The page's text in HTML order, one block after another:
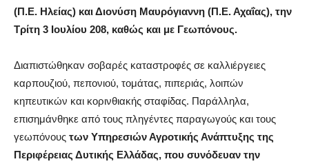
(Π.Ε. Ηλείας) και Διονύση Μαυρόγιαννη (Π.Ε. Αχαΐας), την
Τρίτη 3 Ιουλίου 208, καθώς και με Γεωπόνους.
Διαπιστώθηκαν σοβαρές καταστροφές σε καλλιέργειες
καρπουζιού, πεπονιού, τομάτας, πιπεριάς, λοιπών
κηπευτικών και κορινθιακής σταφίδας. Παράλληλα,
επισημάνθηκε από τους πληγέντες παραγωγούς και τους
γεωπόνους των Υπηρεσιών Αγροτικής Ανάπτυξης της
Περιφέρειας Δυτικής Ελλάδας, που συνόδευαν την